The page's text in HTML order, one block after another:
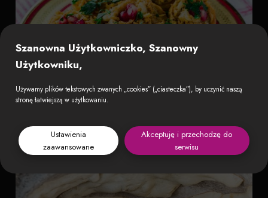
Szanowna Użytkowniczko, Szanowny
Użytkowniku,
Używamy plików tekstowych zwanych „cookies” („ciasteczka”), by uczynić naszą
stronę łatwiejszą w użytkowaniu.
Ustawienia
zaawansowane
Akceptuję i przechodzę do
serwisu